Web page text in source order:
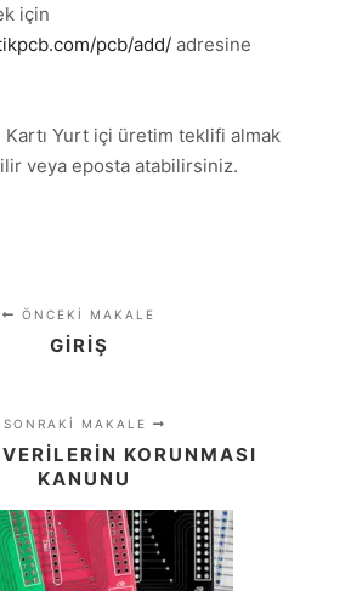
için
pcb/add/ adresine
Kartı Yurt içi üretim teklifi almak
veya eposta atabilirsiniz.
ÖNCEKI MAKALE
GIRIŞ
SONRAKI MAKALE
KORUNMASI
KANUNU